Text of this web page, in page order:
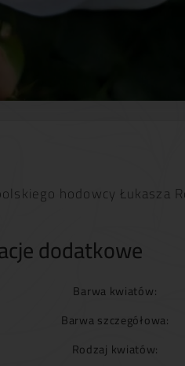
hodowcy Łukasza
dodatkowe
Barwa kwiatów:
Barwa szczegółowa:
Rodzaj kwiatów: